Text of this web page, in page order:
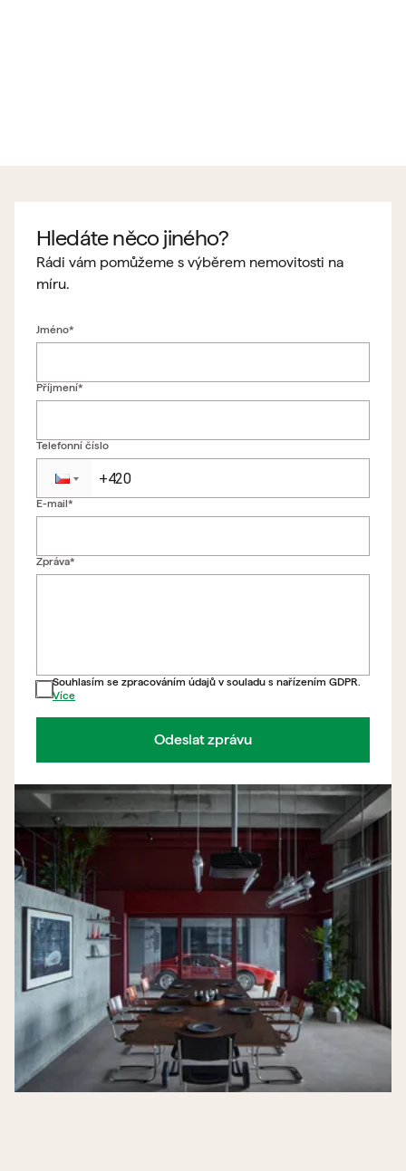
Hledáte něco jiného?
Rádi vám pomůžeme s výběrem nemovitosti na
míru.
Zpět na formulář
Jméno*
Příjmení*
Telefonní číslo
E-mail*
Zpráva*
Souhlasím se zpracováním údajů v souladu s nařízením GDPR.
Více
Odeslat zprávu